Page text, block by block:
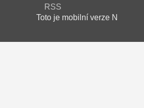
RSS
Toto je mobilní verze N